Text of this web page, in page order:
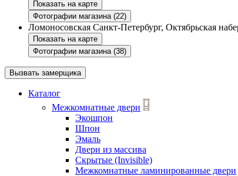
Показать на карте
Фотографии магазина (22)
Ломоносовская Санкт-Петербург, Октябрьская
Показать на карте
Фотографии магазина (38)
Вызвать замерщика
Каталог
Межкомнатные двери
Экошпон
Шпон
Эмаль
Двери из массива
Скрытые (Invisible)
Межкомнатные ламинированные двери